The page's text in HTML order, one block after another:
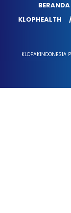
BERANDA
KLOPHEALTH
KLOPAKINDONESIA